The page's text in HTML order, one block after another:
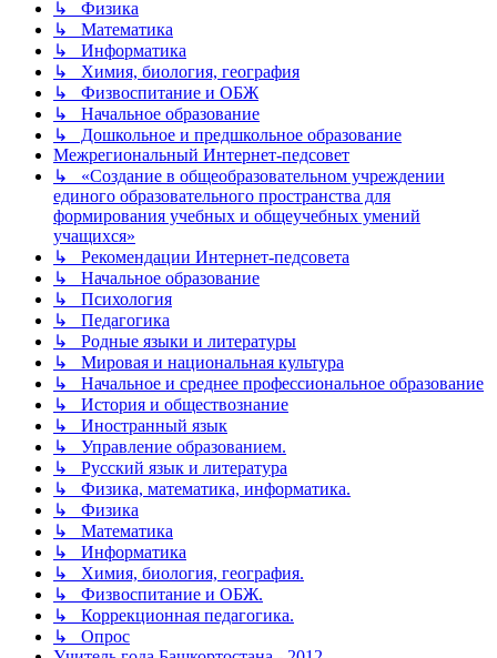
↳ Физика
↳ Математика
↳ Информатика
↳ Химия, биология, география
↳ Физвоспитание и ОБЖ
↳ Начальное образование
↳ Дошкольное и предшкольное образование
Межрегиональный Интернет-педсовет
↳ «Создание в общеобразовательном учреждении
единого образовательного пространства для
формирования учебных и общеучебных умений
учащихся»
↳ Рекомендации Интернет-педсовета
↳ Начальное образование
↳ Психология
↳ Педагогика
↳ Родные языки и литературы
↳ Мировая и национальная культура
↳ Начальное и среднее профессиональное образование
↳ История и обществознание
↳ Иностранный язык
↳ Управление образованием.
↳ Русский язык и литература
↳ Физика, математика, информатика.
↳ Физика
↳ Математика
↳ Информатика
↳ Химия, биология, география.
↳ Физвоспитание и ОБЖ.
↳ Коррекционная педагогика.
↳ Опрос